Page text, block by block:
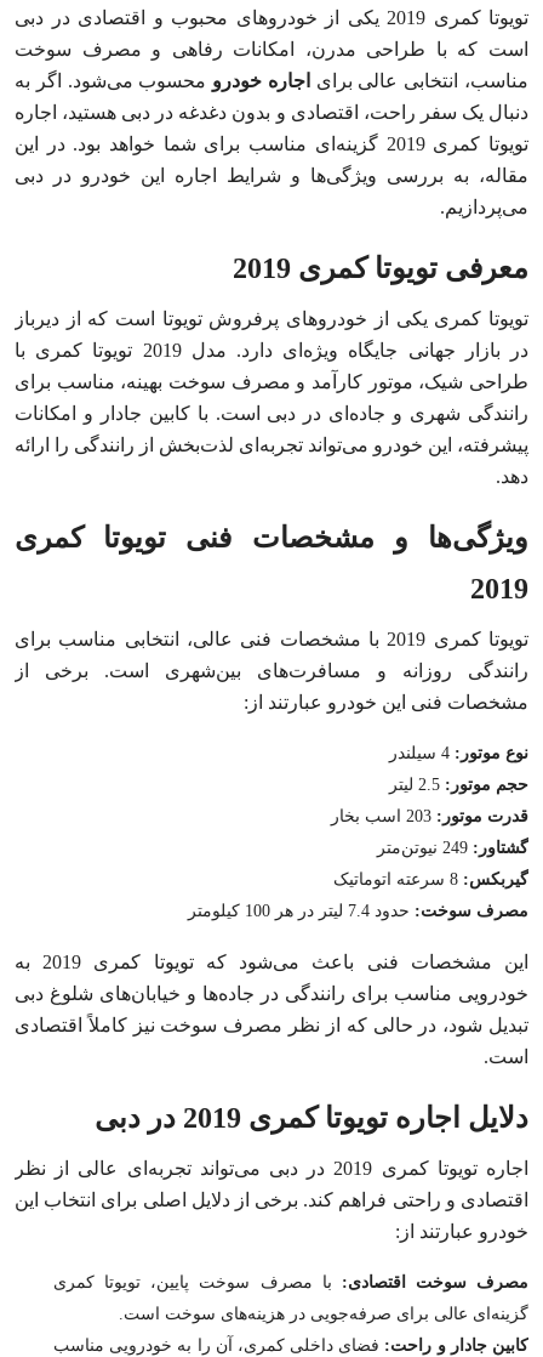
تویوتا کمری 2019 یکی از خودروهای محبوب و اقتصادی در دبی
است که با طراحی مدرن، امکانات رفاهی و مصرف سوخت
مناسب، انتخابی عالی برای اجاره خودرو محسوب می‌شود. اگر به
دنبال یک سفر راحت، اقتصادی و بدون دغدغه در دبی هستید، اجاره
تویوتا کمری 2019 گزینه‌ای مناسب برای شما خواهد بود. در این
مقاله، به بررسی ویژگی‌ها و شرایط اجاره این خودرو در دبی
می‌پردازیم.
معرفی تویوتا کمری 2019
تویوتا کمری یکی از خودروهای پرفروش تویوتا است که از دیرباز
در بازار جهانی جایگاه ویژه‌ای دارد. مدل 2019 تویوتا کمری با
طراحی شیک، موتور کارآمد و مصرف سوخت بهینه، مناسب برای
رانندگی شهری و جاده‌ای در دبی است. با کابین جادار و امکانات
پیشرفته، این خودرو می‌تواند تجربه‌ای لذت‌بخش از رانندگی را ارائه
دهد.
ویژگی‌ها و مشخصات فنی تویوتا کمری
2019
تویوتا کمری 2019 با مشخصات فنی عالی، انتخابی مناسب برای
رانندگی روزانه و مسافرت‌های بین‌شهری است. برخی از
مشخصات فنی این خودرو عبارتند از:
نوع موتور:
حجم موتور:
قدرت موتور:
گشتاور:
گیربکس:
مصرف سوخت: حدود 7.4 لیتر در هر 100 کیلومتر
این مشخصات فنی باعث می‌شود که تویوتا کمری 2019 به
خودرویی مناسب برای رانندگی در جاده‌ها و خیابان‌های شلوغ دبی
تبدیل شود، در حالی که از نظر مصرف سوخت نیز کاملاً اقتصادی
است.
دلایل اجاره تویوتا کمری 2019 در دبی
اجاره تویوتا کمری 2019 در دبی می‌تواند تجربه‌ای عالی از نظر
اقتصادی و راحتی فراهم کند. برخی از دلایل اصلی برای انتخاب این
خودرو عبارتند از:
مصرف سوخت اقتصادی: با مصرف سوخت پایین، تویوتا کمری
گزینه‌ای عالی برای صرفه‌جویی در هزینه‌های سوخت است.
کابین جادار و راحت: فضای داخلی کمری، آن را به خودرویی مناسب